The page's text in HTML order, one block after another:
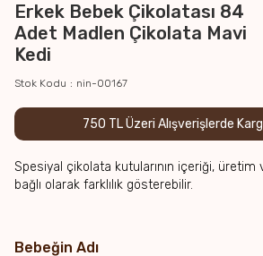
Erkek Bebek Çikolatası 84
Adet Madlen Çikolata Mavi
Kedi
Stok Kodu nin-00167
750 TL Üzeri Alışverişlerde
Spesiyal çikolata kutularının içeriği,
bağlı olarak farklılık gösterebilir.
Bebeğin Adı